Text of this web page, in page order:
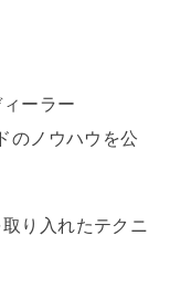
ーラー
のノウハウを公
り入れたテクニ